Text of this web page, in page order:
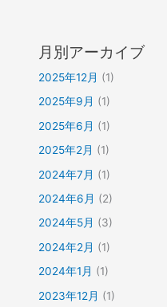
月別アーカイブ
2025年12月 (1)
2025年9月 (1)
2025年6月 (1)
2025年2月 (1)
2024年7月 (1)
2024年6月 (2)
2024年5月 (3)
2024年2月 (1)
2024年1月 (1)
2023年12月 (1)